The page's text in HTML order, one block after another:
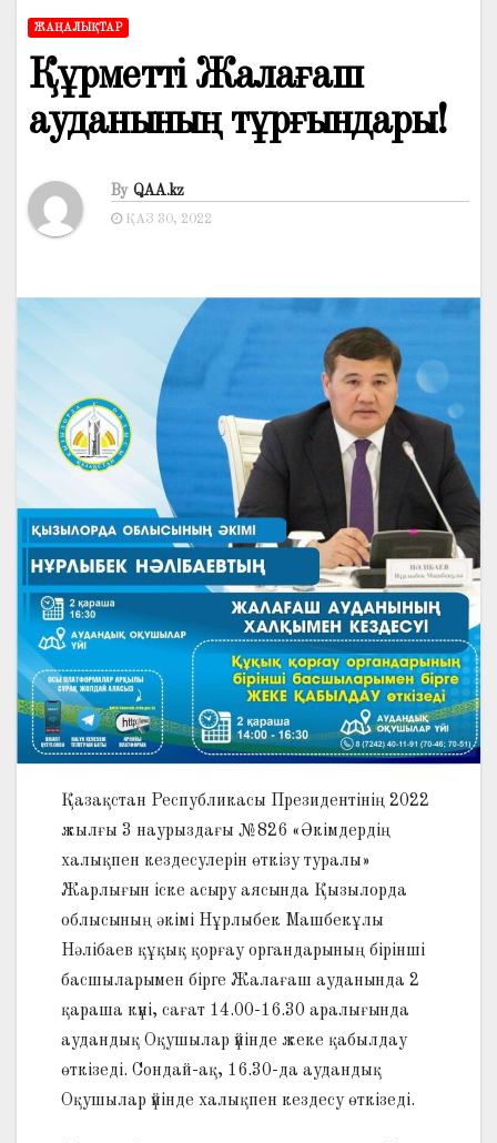
ЖАҢАЛЫҚТАР
Құрметті Жалағаш
ауданының тұрғындары!
By QAA.kz
ҚАЗ 30, 2022
Қазақстан Республикасы Президентінің 2022
жылғы 3 наурыздағы №826 «Әкімдердің
халықпен кездесулерін өткізу туралы»
Жарлығын іске асыру аясында Қызылорда
облысының әкімі Нұрлыбек Машбекұлы
Нәлібаев құқық қорғау органдарының бірінші
басшыларымен бірге Жалағаш ауданында 2
қараша күні, сағат 14.00-16.30 аралығында
аудандық Оқушылар үйінде жеке қабылдау
өткізеді. Сондай-ақ, 16.30-да аудандық
Оқушылар үйінде халықпен кездесу өткізеді.